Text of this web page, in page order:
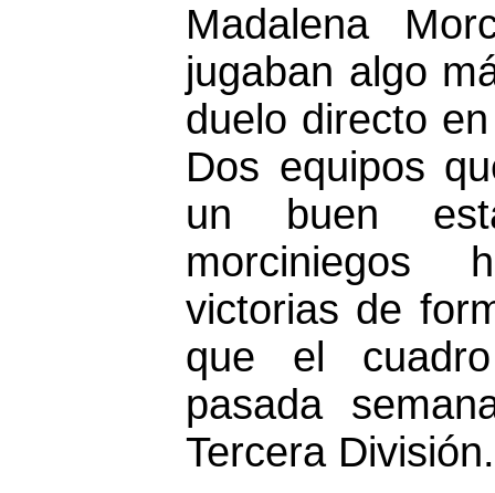
Madalena
jugaban algo
duelo directo
Dos equipos
un buen
morciniegos
victorias de
que el
pasada
Tercera División.